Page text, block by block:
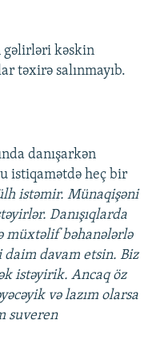
gəlirləri kəskin
təxirə salınmayıb.
danışarkən
istiqamətdə heç bir
istəmir. Münaqişəni
Danışıqlarda
müxtəlif bəhanələrlə
daim davam etsin. Biz
istəyirik. Ancaq öz
və lazım olarsa
suveren